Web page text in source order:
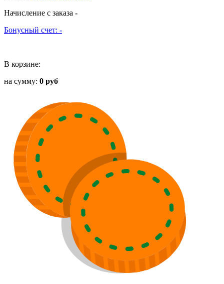
Начисление с заказа -
Бонусный счет: -
В корзине:
на сумму: 0 руб